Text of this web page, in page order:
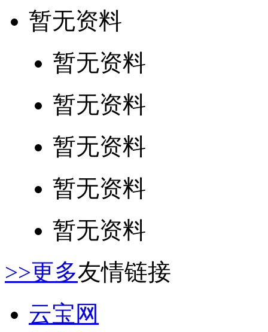
暂无资料
暂无资料
暂无资料
暂无资料
暂无资料
暂无资料
>>更多友情链接
云宝网